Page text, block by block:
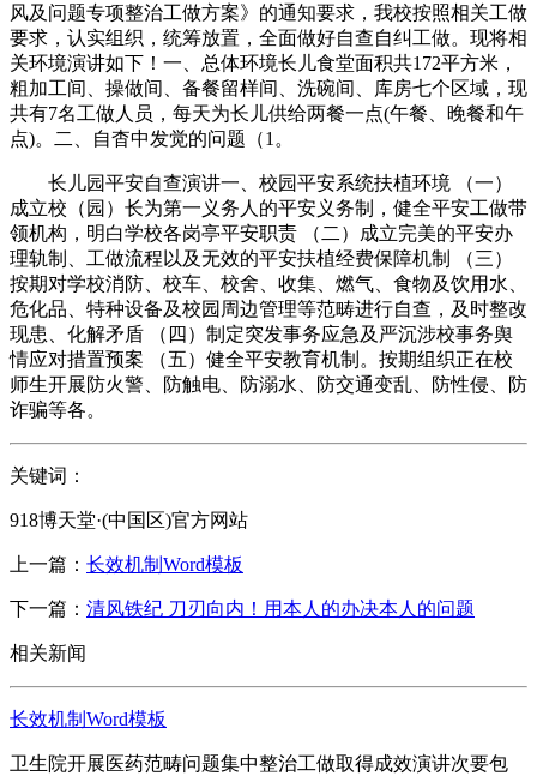
风及问题专项整治工做方案》的通知要求，我校按照相关工做
要求，认实组织，统筹放置，全面做好自查自纠工做。现将相
关环境演讲如下！一、总体环境长儿食堂面积共172平方米，
粗加工间、操做间、备餐留样间、洗碗间、库房七个区域，现
共有7名工做人员，每天为长儿供给两餐一点(午餐、晚餐和午
点)。二、自杳中发觉的问题（1。
长儿园平安自查演讲一、校园平安系统扶植环境 （一）
成立校（园）长为第一义务人的平安义务制，健全平安工做带
领机构，明白学校各岗亭平安职责 （二）成立完美的平安办
理轨制、工做流程以及无效的平安扶植经费保障机制 （三）
按期对学校消防、校车、校舍、收集、燃气、食物及饮用水、
危化品、特种设备及校园周边管理等范畴进行自查，及时整改
现患、化解矛盾 （四）制定突发事务应急及严沉涉校事务舆
情应对措置预案 （五）健全平安教育机制。按期组织正在校
师生开展防火警、防触电、防溺水、防交通变乱、防性侵、防
诈骗等各。
关键词：
918博天堂·(中国区)官方网站
上一篇： 长效机制Word模板
下一篇： 清风铁纪 刀刃向内！用本人的办决本人的问题
相关新闻
长效机制Word模板
卫生院开展医药范畴问题集中整治工做取得成效演讲次要包